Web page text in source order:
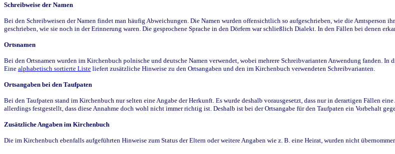
Schreibweise der Namen
Bei den Schreibweisen der Namen findet man häufig Abweichungen. Die Namen wurden offensichtlich so aufgeschrieben, wie die Amtsperson
geschrieben, wie sie noch in der Erinnerung waren. Die gesprochene Sprache in den Dörfern war schließlich Dialekt. In den Fällen bei denen
Ortsnamen
Bei den Ortsnamen wurden im Kirchenbuch polnische und deutsche Namen verwendet, wobei mehrere Schreibvarianten Anwendung fanden.
Eine alphabetisch sortierte Liste liefert zusätzliche Hinweise zu den Ortsangaben und den im Kirchenbuch verwendeten Schreibvarianten.
Ortsangaben bei den Taufpaten
Bei den Taufpaten stand im Kirchenbuch nur selten eine Angabe der Herkunft. Es wurde deshalb vorausgesetzt, dass nur in derartigen Fällen
allerdings festgestellt, dass diese Annahme doch wohl nicht immer richtig ist. Deshalb ist bei der Ortsangabe für den Taufpaten ein Vorbehalt
Zusätzliche Angaben im Kirchenbuch
Die im Kirchenbuch ebenfalls aufgeführten Hinweise zum Status der Eltern oder weitere Angaben wie z. B. eine Heirat, wurden nicht